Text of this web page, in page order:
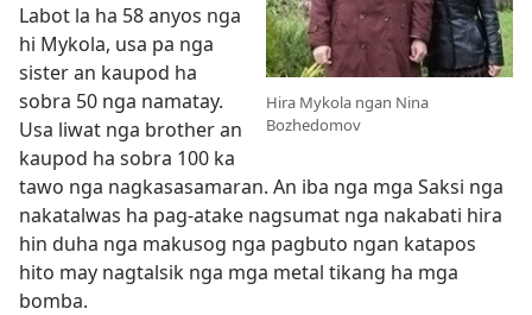
Hira Mykola ngan Nina
Bozhedomov
Labot la ha 58 anyos nga
hi Mykola, usa pa nga
sister an kaupod ha
sobra 50 nga namatay.
Usa liwat nga brother an
kaupod ha sobra 100 ka
tawo nga nagkasasamaran. An iba nga mga Saksi nga
nakatalwas ha pag-atake nagsumat nga nakabati hira
hin duha nga makusog nga pagbuto ngan katapos
hito may nagtalsik nga mga metal tikang ha mga
bomba.